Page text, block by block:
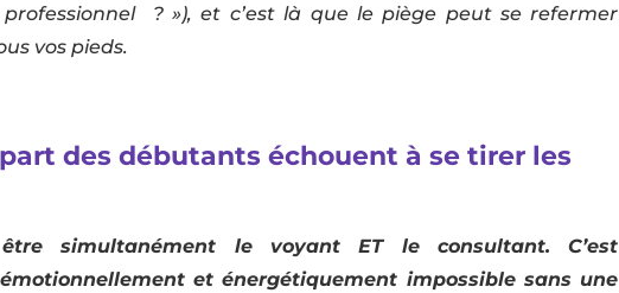
? »), et c’est là que le piège peut se refermer
vos pieds.
des débutants échouent à se tirer les
simultanément le voyant ET le consultant. C’est
et énergétiquement impossible sans une